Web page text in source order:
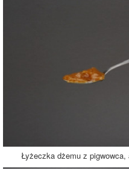
Łyżeczka dżemu z pigwowca,